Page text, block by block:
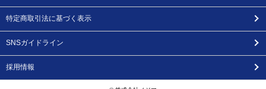
特定商取引法に基づく表示
SNSガイドライン
採用情報